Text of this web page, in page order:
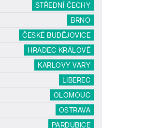
STŘEDNÍ ČECHY
BRNO
ČESKÉ BUDĚJOVICE
HRADEC KRÁLOVÉ
KARLOVY VARY
LIBEREC
OLOMOUC
OSTRAVA
PARDUBICE